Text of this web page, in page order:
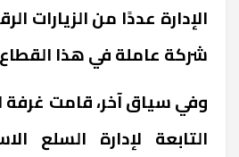
شركة عاملة في هذا
وفي سياق آخر، قامت غرفة
التابعة لإدارة السلع